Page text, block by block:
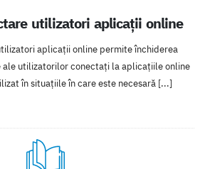
utilizatori aplicații online
aplicații online permite închiderea
ale utilizatorilor conectați la aplicațiile online
în situațiile în care este necesară [...]